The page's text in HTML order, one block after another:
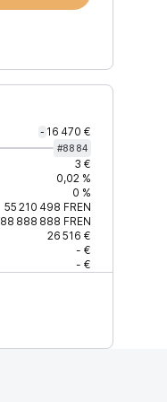
- 16 470 €
#8884
3 €
0,02 %
0 %
55 210 498 FREN
88 888 888 FREN
26 516 €
- €
- €
Mis à jour